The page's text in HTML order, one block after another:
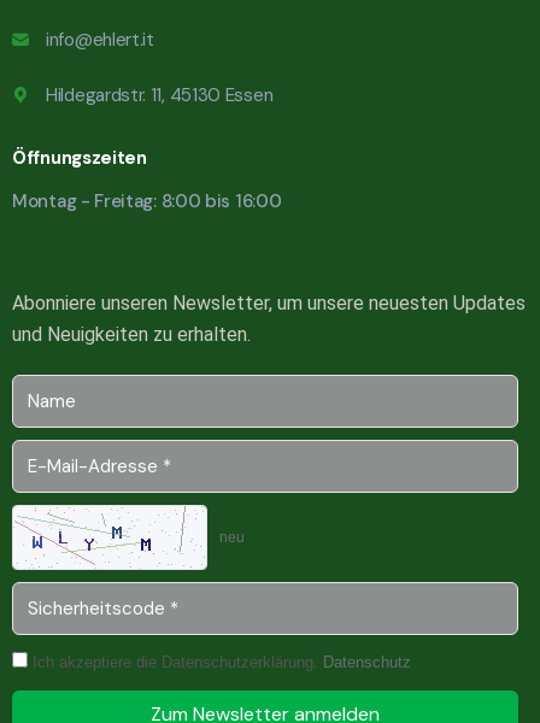
info@ehlert.it
Hildegardstr. 11, 45130 Essen
Öffnungszeiten
Montag - Freitag: 8:00 bis 16:00
Abonniere unseren Newsletter, um unsere neuesten Updates
und Neuigkeiten zu erhalten.
neu
Ich akzeptiere die Datenschutzerklärung. Datenschutz
Zum Newsletter anmelden